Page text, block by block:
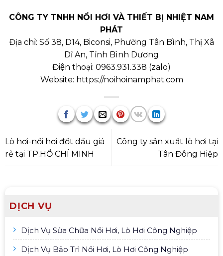
DỊCH VỤ
Dịch Vụ Sửa Chữa Nồi Hơi, Lò Hơi Công Nghiệp
Dịch Vụ Bảo Trì Nồi Hơi, Lò Hơi Công Nghiệp
CÔNG TY TNHH NỒI HƠI VÀ THIẾT BỊ NHIỆT NAM
PHÁT
Địa chỉ: Số 38, D14, Biconsi, Phường Tân Bình, Thị Xã
Dĩ An, Tỉnh Bình Dương
Điện thoại: 0963.931.338 (zalo)
Website: https://noihoinamphat.com
Lò hơi-nồi hơi đốt dầu giá
rẻ tại TP.HỒ CHÍ MINH
Công ty sản xuất lò hơi tại
Tân Đông Hiệp